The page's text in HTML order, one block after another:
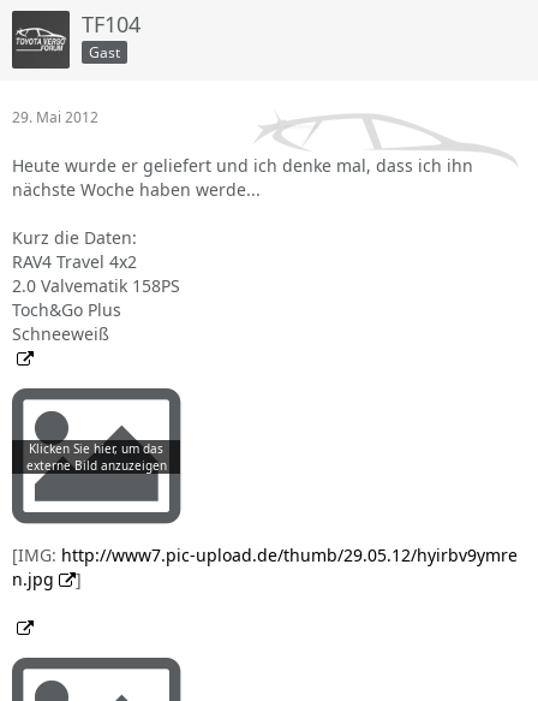
TF104
Gast
29. Mai 2012
Heute wurde er geliefert und ich denke mal, dass ich ihn
nächste Woche haben werde...
Kurz die Daten:
RAV4 Travel 4x2
2.0 Valvematik 158PS
Toch&Go Plus
Schneeweiß
[IMG: http://www7.pic-upload.de/thumb/29.05.12/hyirbv9ymre
n.jpg
]